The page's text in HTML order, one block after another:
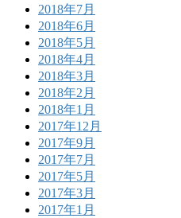
2018年7月
2018年6月
2018年5月
2018年4月
2018年3月
2018年2月
2018年1月
2017年12月
2017年9月
2017年7月
2017年5月
2017年3月
2017年1月